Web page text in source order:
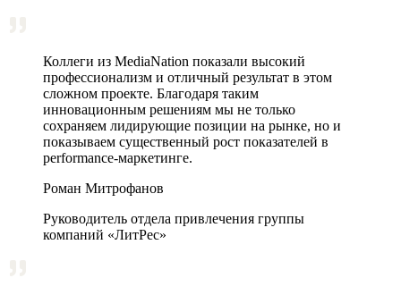
Коллеги из MediaNation показали высокий
профессионализм и отличный результат в этом
сложном проекте. Благодаря таким
инновационным решениям мы не только
сохраняем лидирующие позиции на рынке, но и
показываем существенный рост показателей в
performance-маркетинге.
Роман Митрофанов
Руководитель отдела привлечения группы
компаний «ЛитРес»